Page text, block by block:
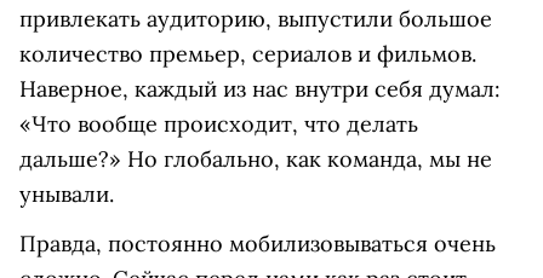
привлекать аудиторию, выпустили большое
количество премьер, сериалов и фильмов.
Наверное, каждый из нас внутри себя думал:
«Что вообще происходит, что делать
дальше?» Но глобально, как команда, мы не
унывали.
Правда, постоянно мобилизовываться очень